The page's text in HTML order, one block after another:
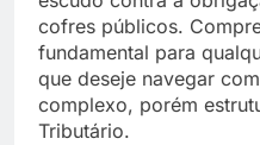
cofres públicos.
fundamental para
que deseje navegar
complexo, porém
Tributário.